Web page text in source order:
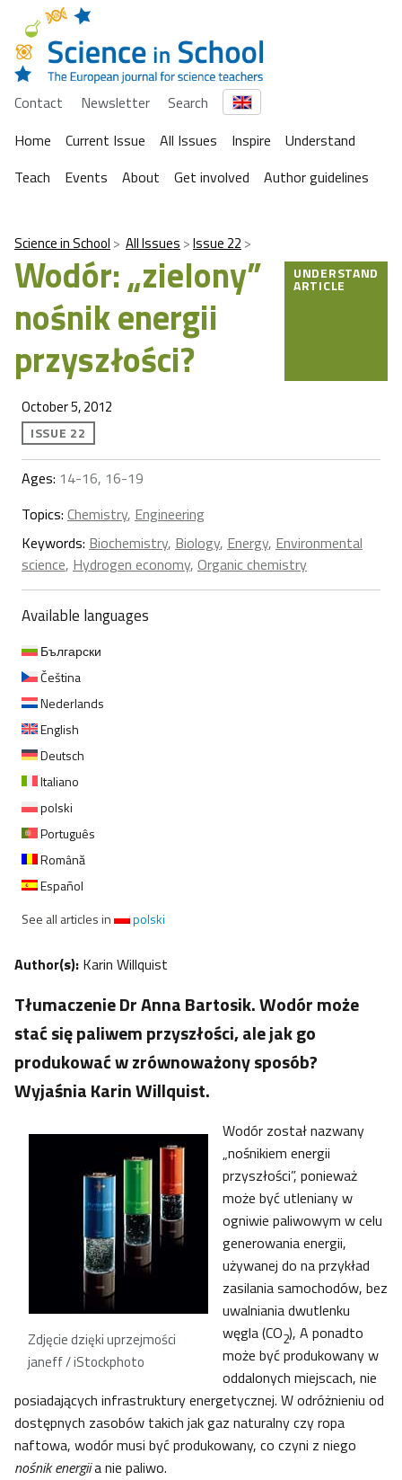
Contact Newsletter
Search
Home
Current Issue All Issues Inspire
Understand
Teach
Events About Get involved Author guidelines
Science in School All Issues Issue 22
Wodór: „zielony”
nośnik energii
przyszłości?
UNDERSTAND
ARTICLE
October 5, 2012
ISSUE 22
Ages: 14-16, 16-19
Topics: Chemistry, Engineering
Keywords: Biochemistry, Biology, Energy, Environmental
science, Hydrogen economy, Organic chemistry
Available languages
Български
Čeština
Nederlands
English
Deutsch
Italiano
polski
Português
Română
Español
See all articles in
polski
Author(s): Karin Willquist
Tłumaczenie Dr Anna Bartosik. Wodór może
stać się paliwem przyszłości, ale jak go
produkować w zrównoważony sposób?
Wyjaśnia Karin Willquist.
Zdjęcie dzięki uprzejmości
janeff / iStockphoto
Wodór został nazwany
„nośnikiem energii
przyszłości”, ponieważ
może być utleniany w
ogniwie paliwowym w celu
generowania energii,
używanej do na przykład
zasilania samochodów, bez
uwalniania dwutlenku
węgla (CO2), A ponadto
może być produkowany w
oddalonych miejscach, nie
posiadających infrastruktury energetycznej. W odróżnieniu od
dostępnych zasobów takich jak gaz naturalny czy ropa
naftowa, wodór musi być produkowany, co czyni z niego
nośnik energiia nie paliwo.